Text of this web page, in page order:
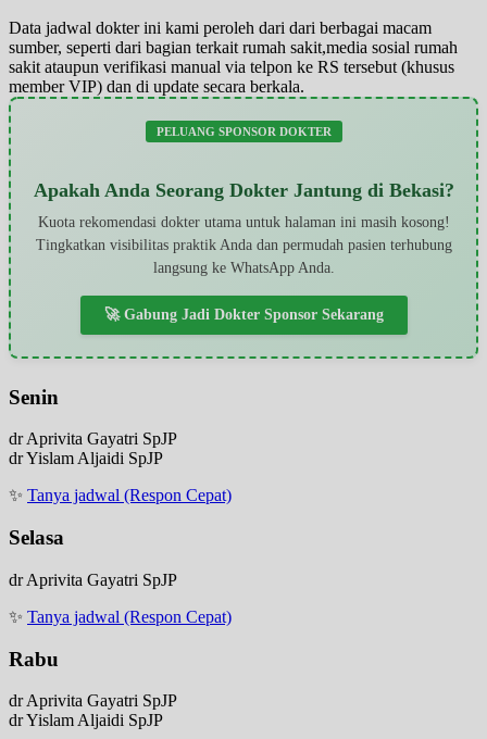
Data jadwal dokter ini kami peroleh dari dari berbagai macam
sumber, seperti dari bagian terkait rumah sakit,media sosial rumah
sakit ataupun verifikasi manual via telpon ke RS tersebut (khusus
member VIP) dan di update secara berkala.
PELUANG SPONSOR DOKTER
Apakah Anda Seorang Dokter Jantung di Bekasi?
Kuota rekomendasi dokter utama untuk halaman ini masih kosong!
Tingkatkan visibilitas praktik Anda dan permudah pasien terhubung
langsung ke WhatsApp Anda.
🚀 Gabung Jadi Dokter Sponsor Sekarang
Senin
dr Aprivita Gayatri SpJP
dr Yislam Aljaidi SpJP
✨ Tanya jadwal (Respon Cepat)
Selasa
dr Aprivita Gayatri SpJP
✨ Tanya jadwal (Respon Cepat)
Rabu
dr Aprivita Gayatri SpJP
dr Yislam Aljaidi SpJP